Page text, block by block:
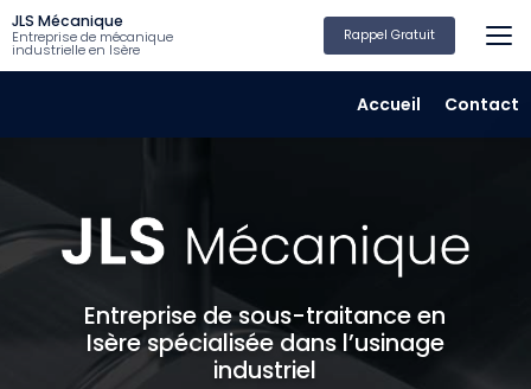
Aller
au
contenu
principal
Accueil
Contact
JLS Mécanique
Entreprise de mécanique
industrielle en Isère
Rappel Gratuit
Entreprise de sous-traitance en
Isère spécialisée dans l’usinage
industriel